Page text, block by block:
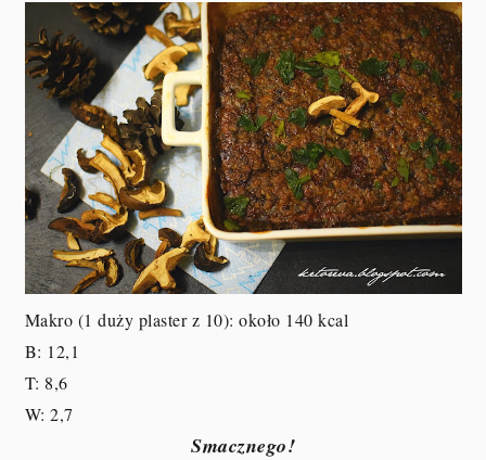
Makro (1 duży plaster z 10): około 140 kcal
B: 12,1
T: 8,6
W: 2,7
Smacznego!